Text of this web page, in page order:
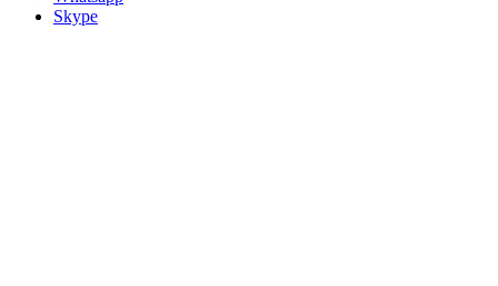
Skype